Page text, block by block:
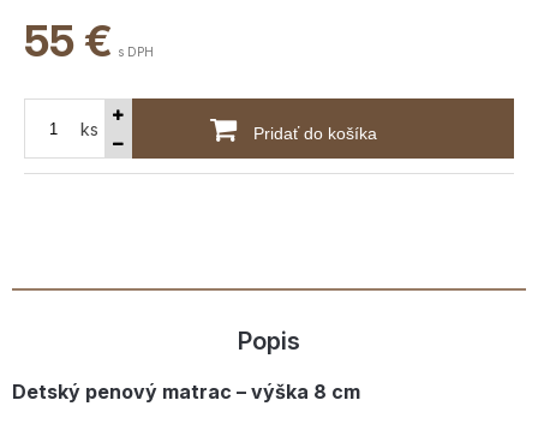
55 € s DPH
ks Pridať do košíka
Popis
Detský penový matrac – výška 8 cm